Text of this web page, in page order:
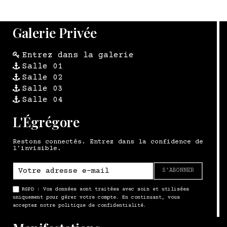
Galerie Privée
Entrez dans la galerie
Salle 01
Salle 02
Salle 03
Salle 04
L'Égrégore
Restons connectés. Entrez dans la confidence de
l'invisible.
S’ABONNER
RGPD : Vos données sont traitées avec soin et utilisées
uniquement pour gérer votre compte. En continuant, vous
acceptez notre politique de confidentialité.